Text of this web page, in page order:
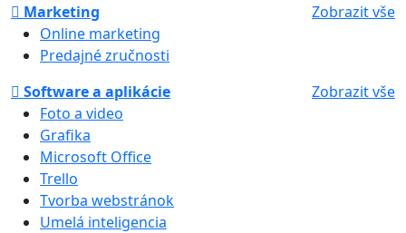
Marketing
Zobrazit vše
Online marketing
Predajné zručnosti
Software a aplikácie
Zobrazit vše
Foto a video
Grafika
Microsoft Office
Trello
Tvorba webstránok
Umelá inteligencia